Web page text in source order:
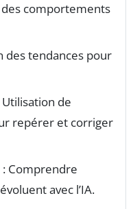
comportements
des tendances pour
Utilisation de
repérer et corriger
: Comprendre
avec l’IA.